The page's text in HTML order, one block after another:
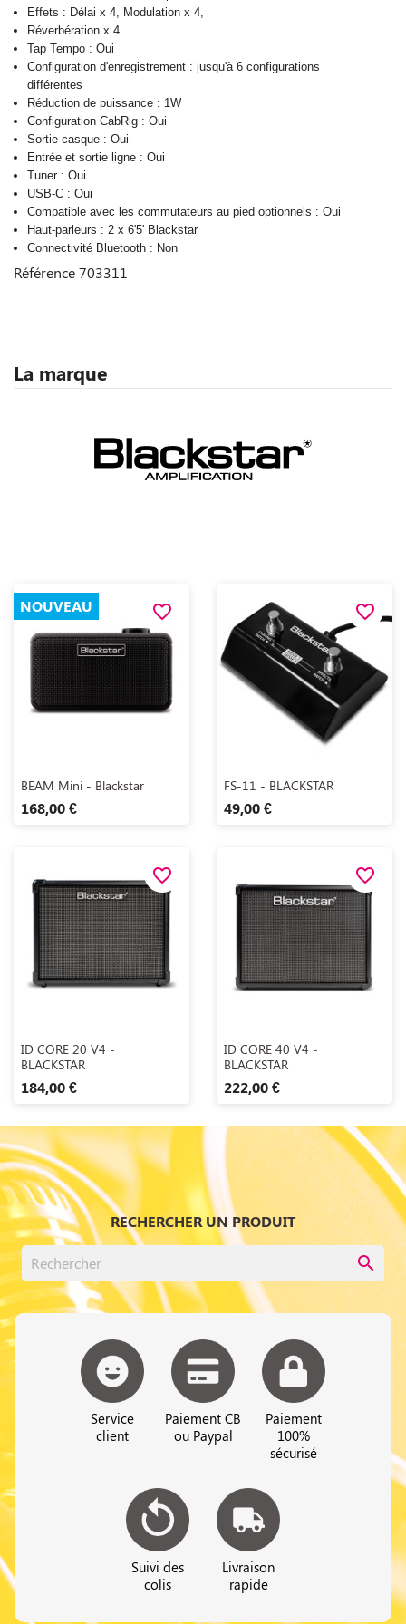
Effets : Délai x 4, Modulation x 4,
Réverbération x 4
Tap Tempo : Oui
Configuration d'enregistrement : jusqu'à 6 configurations
différentes
Réduction de puissance : 1W
Configuration CabRig : Oui
Sortie casque : Oui
Entrée et sortie ligne : Oui
Tuner : Oui
USB-C : Oui
Compatible avec les commutateurs au pied optionnels : Oui
Haut-parleurs : 2 x 6'5' Blackstar
Connectivité Bluetooth : Non
Référence703311
La marque
Aperçu rapide
BEAM Mini - Blackstar
168,00 €
NOUVEAU favorite_border
 Aperçu rapide
FS-11 - BLACKSTAR
49,00 €
favorite_border
Aperçu rapide
ID CORE 20 V4 -
BLACKSTAR
184,00 €
favorite_border
Aperçu rapide
ID CORE 40 V4 -
BLACKSTAR
222,00 €
favorite_border
RECHERCHER UN PRODUIT
search
Service
client
Paiement CB
ou Paypal
Paiement
100%
sécurisé
Suivi des
colis
Livraison
rapide